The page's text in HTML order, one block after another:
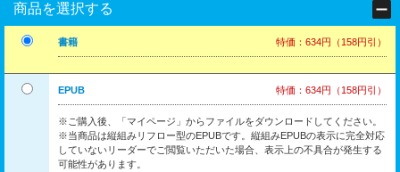
商品を選択する
書籍 特価：634円（158円引）
EPUB 特価：634円（158円引）
※ご購入後、「マイページ」からファイルをダウンロードしてください。
※当商品は縦組みリフロー型のEPUBです。縦組みEPUBの表示に完全対応
していないリーダーでご閲覧いただいた場合、表示上の不具合が発生する
可能性があります。